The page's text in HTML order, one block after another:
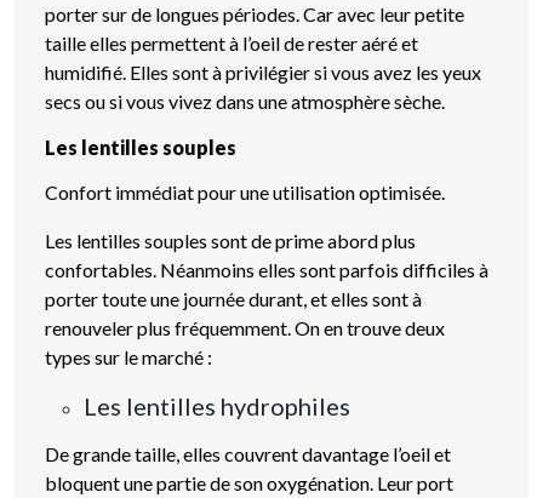
porter sur de longues périodes. Car avec leur petite
taille elles permettent à l’oeil de rester aéré et
humidifié. Elles sont à privilégier si vous avez les yeux
secs ou si vous vivez dans une atmosphère sèche.
Les lentilles souples
Confort immédiat pour une utilisation optimisée.
Les lentilles souples sont de prime abord plus
confortables. Néanmoins elles sont parfois difficiles à
porter toute une journée durant, et elles sont à
renouveler plus fréquemment. On en trouve deux
types sur le marché :
Les lentilles hydrophiles
De grande taille, elles couvrent davantage l’oeil et
bloquent une partie de son oxygénation. Leur port